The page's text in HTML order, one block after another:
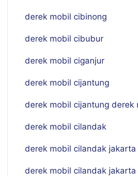
derek mobil cibinong
derek mobil cibubur
derek mobil ciganjur
derek mobil cijantung
derek mobil cijantung derek
derek mobil cilandak
derek mobil cilandak jakarta
derek mobil cilandak jakarta